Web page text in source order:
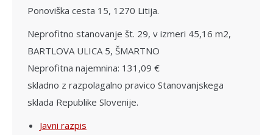
Ponoviška cesta 15, 1270 Litija.
Neprofitno stanovanje št. 29, v izmeri 45,16 m2,
BARTLOVA ULICA 5, ŠMARTNO
Neprofitna najemnina: 131,09 €
skladno z razpolagalno pravico Stanovanjskega
sklada Republike Slovenije.
Javni razpis